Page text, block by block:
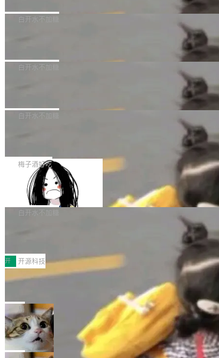
不得生成涉及安全性的关键变更，除非作者本身
36个月。 公告显示，本次宇树科技战略配售对
员工参与设立的专项资产管理计划。其中，Dee
获配9...
Bug fixes and enhancements 修复多次传递同
一个回归问题，该问题导致拉取镜像时会拒绝包
题，该问题可能导致在旧版 Linux 内核...
白开水不加糖
e 孵化器项目管理委员会（IPMC）投票中获得
P）！这一里程碑不仅标志着 Fluss 迈入新的发
白开水不加糖
长期停止内容更新，未能实现其作为“AI版维基百
提交的编辑请求也长期处于待处理状态。 Groki
pedia 于去年底上线，定位为由人工智能生成内
容的百科平台，被马斯克视为传统众包百科网站
维基百科的替代方案。Lawfare 调查发现，无论
热门页面还是低关注度页面，均未出现近期更
白开水不加糖
是这样的：配 MessageSource 的 Bean、写 R
eloadableResourceBundleMessageSource、
声明 LocaleResolver、注册 LocaleChangeInt
erceptor…五六步之后才能看到第一行翻译文
本。 Solon 换了个方式。整个 i18n 模块围绕三
梅子酒好吃
Apache Doris 4.1 全面增强 Iceberg：
支持 UPDATE、MERGE INTO 与 Iceb
erg V3
Apache Doris 4.1 要补齐的，正是缺失的那一
半。在已有查询能力的基础上，Doris 进一步支
常维护操作，并完整支持 Iceberg V3 格式。
白开水不加糖
村国家自主创新示范区会议中心开幕。本届大会
由中关村智联软件服务业质量创新联盟主办，以
“智构可信·质创未来——AI原生时代的质量新范
式”为主题，直面AI从实验室走向规模化产业落地
的核心质量命题。会上，《2026智能研发生产力
工具选型手册》发布，Testin云测的Testin XAge
nt智能测试系统入选AI测试领域代表产品。对CI
O而言，这提示了一个转变：AI测试正在从效率
工具升级为企业的质量基础设施。 CIO面对的新
开 开源科技
让非法状态不可表示：一篇关于 ADT
有一种东西，一旦用过就回不去了。Alex Fedos
eev 管它叫"软件设计的基石"。 他说的东西不新
鲜——代数数据类型（ADT），尤其是和类型
（sum type）。但他说清楚了一件事：这不是类
型系统的学术体操，是日常编码的思维方式。 文
章从一个简单的例子切入。一个网站的深色主题
局
Cloudflare 开源内部企业 AI 平台 Clou
dflare OS
Cloudflare 发布了一个开源项目 Cloudflare O
S。如果你只看官方博客，你会觉得这是又一